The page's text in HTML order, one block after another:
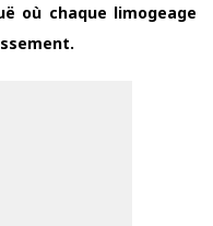
où chaque limogeage